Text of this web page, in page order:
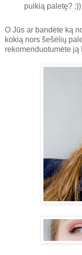
puikią paletę? :))
O Jūs ar bandėte ką
kokią nors šešėlių
rekomenduotumėte ją